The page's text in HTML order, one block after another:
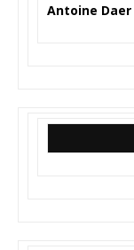
Antoine Daer